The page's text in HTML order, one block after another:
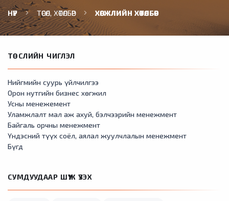
НҮҮР ТӨСӨЛ, ХӨТӨЛБӨР ХӨГЖЛИЙН ХӨТӨЛБӨР
ТӨСЛИЙН ЧИГЛЭЛ
Нийгмийн суурь үйлчилгээ
Орон нутгийн бизнес хөгжил
Усны менежемент
Уламжлалт мал аж ахуй, бэлчээрийн менежмент
Байгаль орчны менежмент
Үндэсний түүх соёл, аялал жуулчлалын менежмент
Бүгд
СУМДУУДААР ШҮҮЖ ҮЗЭХ